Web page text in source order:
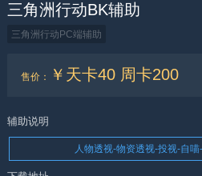
三角洲行动BK辅助
三角洲行动PC端辅助
售价 ： ￥天卡40 周卡200
辅助说明
人物透视-物资透视-投视-自